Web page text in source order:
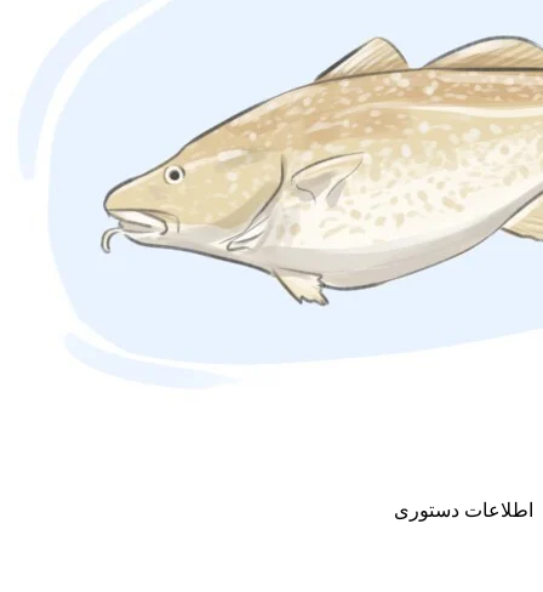
اطلاعات دستوری